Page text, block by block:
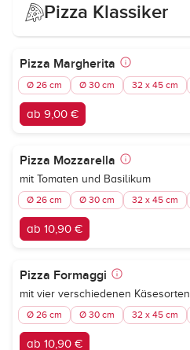
Pizza Klassiker
Pizza Margherita
Ø 26 cm Ø 30 cm 32 x 45 cm
ab 9,00 €
Pizza Mozzarella
mit Tomaten und Basilikum
Ø 26 cm Ø 30 cm 32 x 45 cm
ab 10,90 €
Pizza Formaggi
mit vier verschiedenen Käsesorten
Ø 26 cm Ø 30 cm 32 x 45 cm
ab 10,90 €